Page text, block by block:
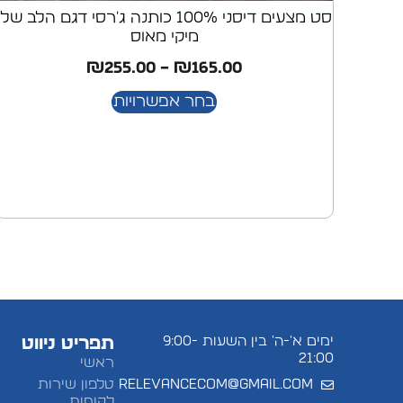
סט מצעים דיסני 100% כותנה ג'רסי דגם הלב
מיקי מאוס
₪165.00
–
₪255.00
בחר אפשרויות
ימים א'-ה' בין השעות 9:00-
21:00
relevancecom@gmail.com
תפריט ניווט
ראשי
טלפון שירות